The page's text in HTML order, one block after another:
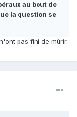
au bout de
la question se
pas fini de mûrir.